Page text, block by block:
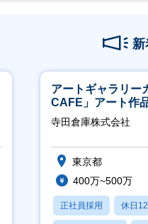
新
アートギャラリー
CAFE」アート作
※アート領域未経
寺田倉庫株式会社
東京都
400万~500万
正社員採用 休日